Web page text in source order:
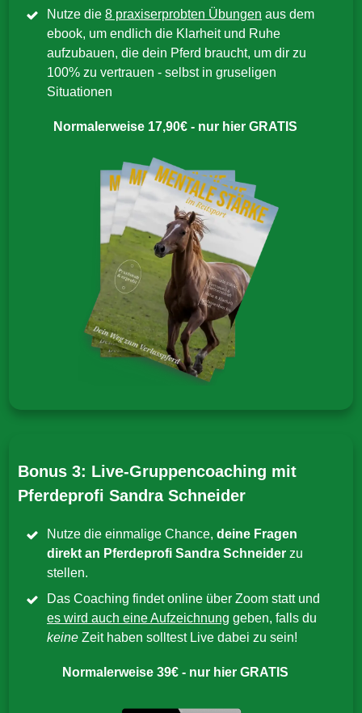
Nutze die 8 praxiserprobten Übungen aus dem
ebook, um endlich die Klarheit und Ruhe
aufzubauen, die dein Pferd braucht, um dir zu
100% zu vertrauen - selbst in gruseligen
Situationen
Normalerweise 17,90€ - nur hier GRATIS
Bonus 3: Live-Gruppencoaching mit
Pferdeprofi Sandra Schneider
Nutze die einmalige Chance, deine Fragen
direkt an Pferdeprofi Sandra Schneider zu
stellen.
Das Coaching findet online über Zoom statt und
es wird auch eine Aufzeichnung geben, falls du
keine Zeit haben solltest Live dabei zu sein!
Normalerweise 39€ - nur hier GRATIS